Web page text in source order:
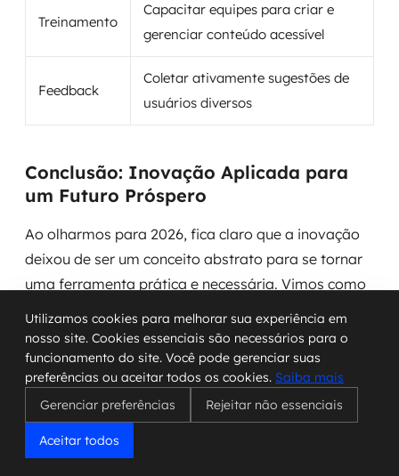
Treinamento
Capacitar equipes para criar e
gerenciar conteúdo acessível
Feedback
Coletar ativamente sugestões de
usuários diversos
Conclusão: Inovação Aplicada para
um Futuro Próspero
Ao olharmos para 2026, fica claro que a inovação
deixou de ser um conceito abstrato para se tornar
uma ferramenta prática e necessária. Vimos como
a inteligência artificial pode moldar o aprendizado,
como o microlearning nos ajuda a aprender no
momento certo, e como a análise de dados nos
mostra o real valor da capacitação. Também
exploramos o poder das comunidades digitais e a
importância de tornar tudo acessível para todos. A
tecnologia é um ótimo ponto de partida, mas o que
Utilizamos cookies para melhorar sua experiência em
nosso site. Cookies essenciais são necessários para o
funcionamento do site. Você pode gerenciar suas
preferências ou aceitar todos os cookies. Saiba mais
Gerenciar preferências
Rejeitar não essenciais
Aceitar todos